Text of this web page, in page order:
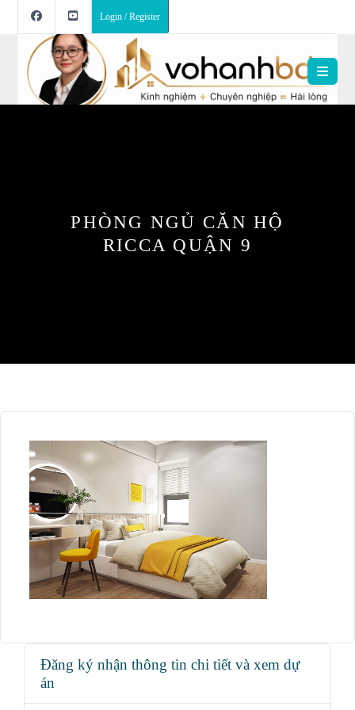
Login / Register
PHÒNG NGỦ CĂN HỘ
RICCA QUẬN 9
Đăng ký nhận thông tin chi tiết và xem dự
án